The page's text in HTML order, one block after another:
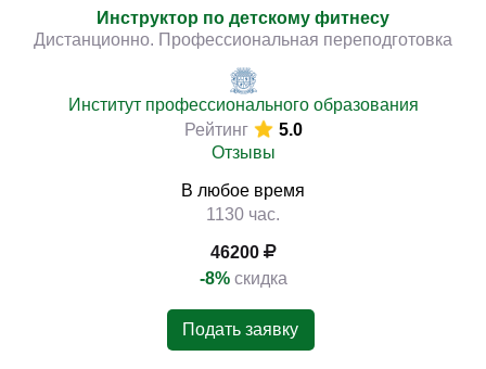
Инструктор по детскому фитнесу
Дистанционно. Профессиональная переподготовка
Институт профессионального образования
Рейтинг
5.0
Отзывы
В любое время
1130 час.
46200
-8% скидка
Подать заявку